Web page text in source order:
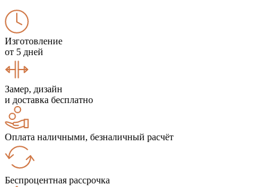
Изготовление
от 5 дней
Замер, дизайн
и доставка бесплатно
Оплата наличными, безналичный расчёт
Беспроцентная рассрочка